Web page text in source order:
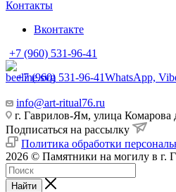
Контакты
Вконтакте
+7 (960) 531-96-41
+7 (960) 531-96-41WhatsApp,
info@art-ritual76.ru
г. Гаврилов-Ям, улица Комарова
Подписаться на рассылку
Политика обработки
2026 © Памятники на могилу в
Найти